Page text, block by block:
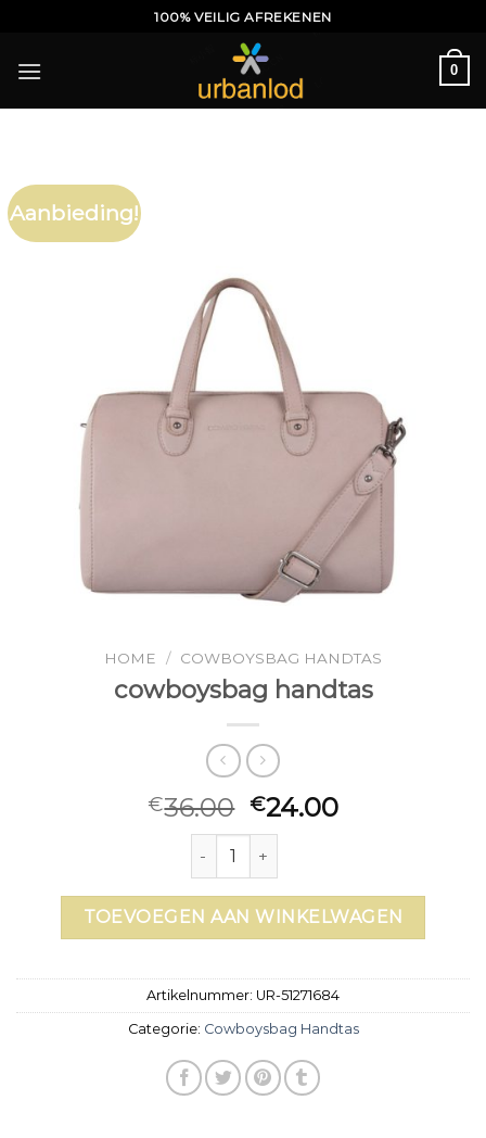
inhoud
100% VEILIG AFREKENEN
0
Aanbieding!
HOME / COWBOYSBAG HANDTAS
cowboysbag handtas
€36.00 €24.00
cowboysbag handtas aantal
TOEVOEGEN AAN WINKELWAGEN
Artikelnummer: UR-51271684
Categorie: Cowboysbag Handtas